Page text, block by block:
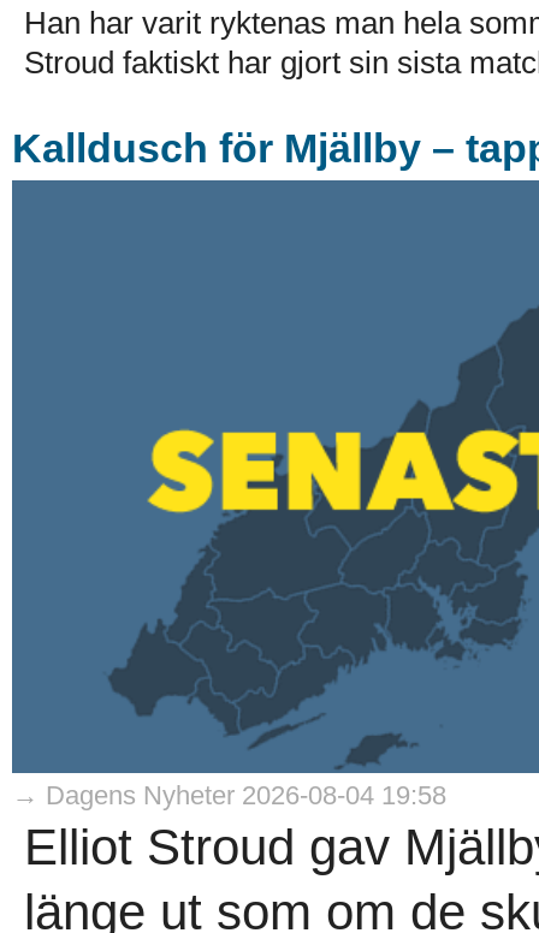
Han har varit ryktenas man hela
Stroud faktiskt har gjort sin sista
Kalldusch för Mjällby –
→ Dagens Nyheter 2026-08-04 19:58
Elliot Stroud gav
länge ut som om de